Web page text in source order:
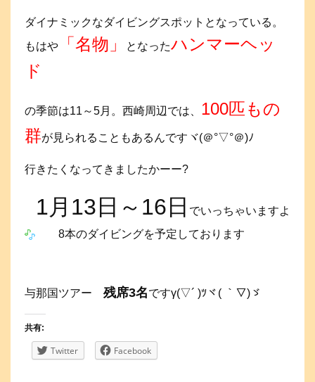
ダイナミックなダイビングスポットとなっている。
もはや
「名物」 となったハンマーヘッ
ド
の季節は11～5月。西崎周辺では、 100匹もの
群が見られることもあるんですヾ(＠°▽°＠)ﾉ
行きたくなってきましたかーー?
1月13日～16日 でいっちゃいますよ
8本のダイビングを予定しております
与那国ツアー 残席3名ですγ(▽´ )ﾂヾ( ｀▽)ゞ
共有:
Twitter Facebook